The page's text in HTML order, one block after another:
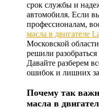
срок службы и
автомобиля. Если
профессионалам,
масла в двигателе
Московской
решили
Давайте разберем
ошибок и лишних
Почему так
масла в